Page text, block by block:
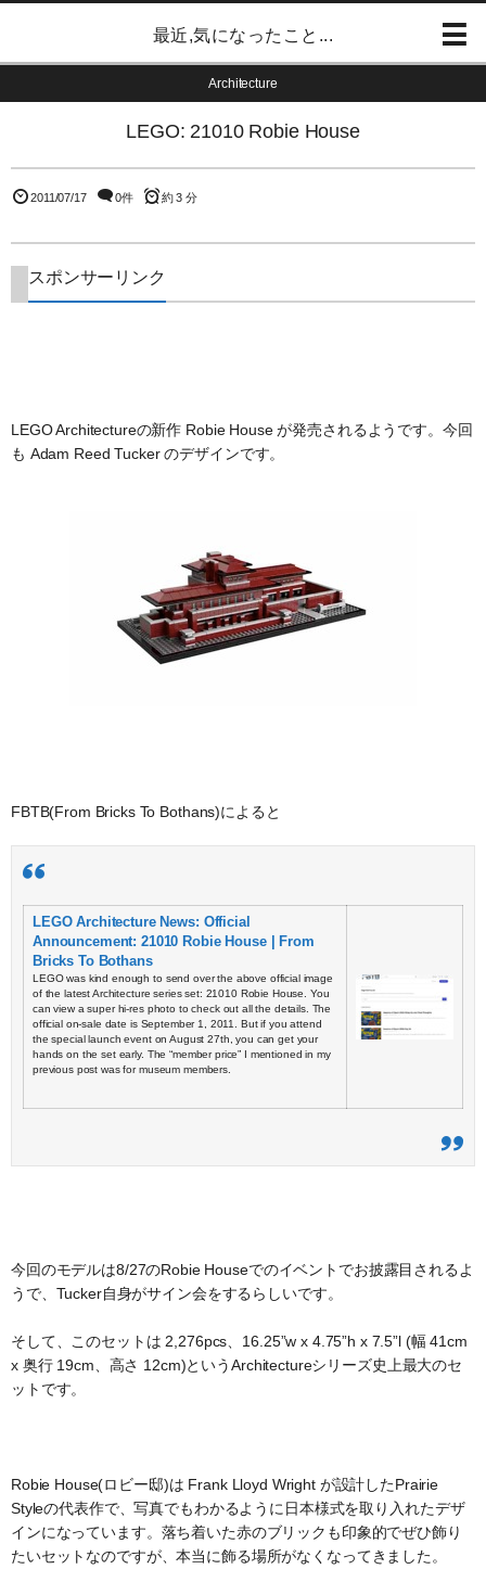
最近,気になったこと...
Architecture
LEGO: 21010 Robie House
2011/07/17 0件 約 3 分
スポンサーリンク
LEGO Architectureの新作 Robie House が発売されるようです。今回
も Adam Reed Tucker のデザインです。
FBTB(From Bricks To Bothans)によると
LEGO Architecture News: Official
Announcement: 21010 Robie House | From
Bricks To Bothans
LEGO was kind enough to send over the above official image
of the latest Architecture series set: 21010 Robie House. You
can view a super hi-res photo to check out all the details. The
official on-sale date is September 1, 2011. But if you attend
the special launch event on August 27th, you can get your
hands on the set early. The “member price” I mentioned in my
previous post was for museum members.
今回のモデルは8/27のRobie Houseでのイベントでお披露目されるよ
うで、Tucker自身がサイン会をするらしいです。
そして、このセットは 2,276pcs、16.25”w x 4.75”h x 7.5”l (幅 41cm
x 奥行 19cm、高さ 12cm)というArchitectureシリーズ史上最大のセ
ットです。
Robie House(ロビー邸)は Frank Lloyd Wright が設計したPrairie
Styleの代表作で、写真でもわかるように日本様式を取り入れたデザ
インになっています。落ち着いた赤のブリックも印象的でぜひ飾り
たいセットなのですが、本当に飾る場所がなくなってきました。